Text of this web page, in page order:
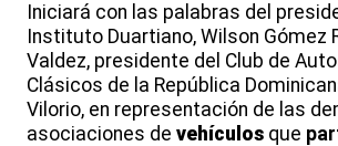
Iniciará con las palabras del
Instituto Duartiano, Wilson Gómez
Valdez, presidente del Club de
Clásicos de la República
Vilorio, en representación de las
asociaciones de vehículos que